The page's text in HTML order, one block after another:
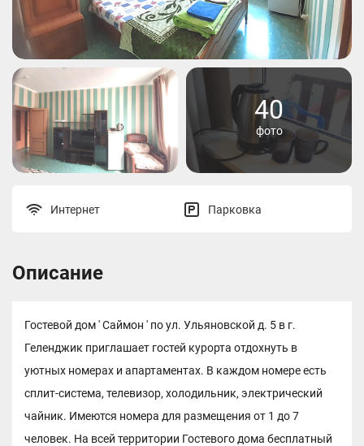
40
фото
Интернет Парковка
Описание
Гостевой дом ' Саймон ' по ул. Ульяновской д. 5 в г.
Геленджик приглашает гостей курорта отдохнуть в
уютных номерах и апартаментах. В каждом номере есть
сплит-система, телевизор, холодильник, электрический
чайник. Имеются номера для размещения от 1 до 7
человек. На всей территории Гостевого дома бесплатный